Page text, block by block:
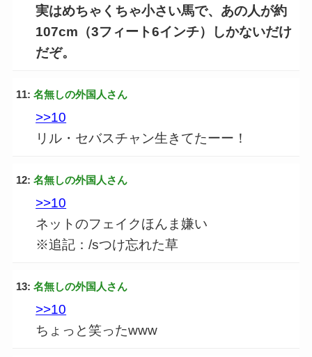
実はめちゃくちゃ小さい馬で、あの人が約
107cm（3フィート6インチ）しかないだけ
だぞ。
11: 名無しの外国人さん
>>10
リル・セバスチャン生きてたーー！
12: 名無しの外国人さん
>>10
ネットのフェイクほんま嫌い
※追記：/sつけ忘れた草
13: 名無しの外国人さん
>>10
ちょっと笑ったwww